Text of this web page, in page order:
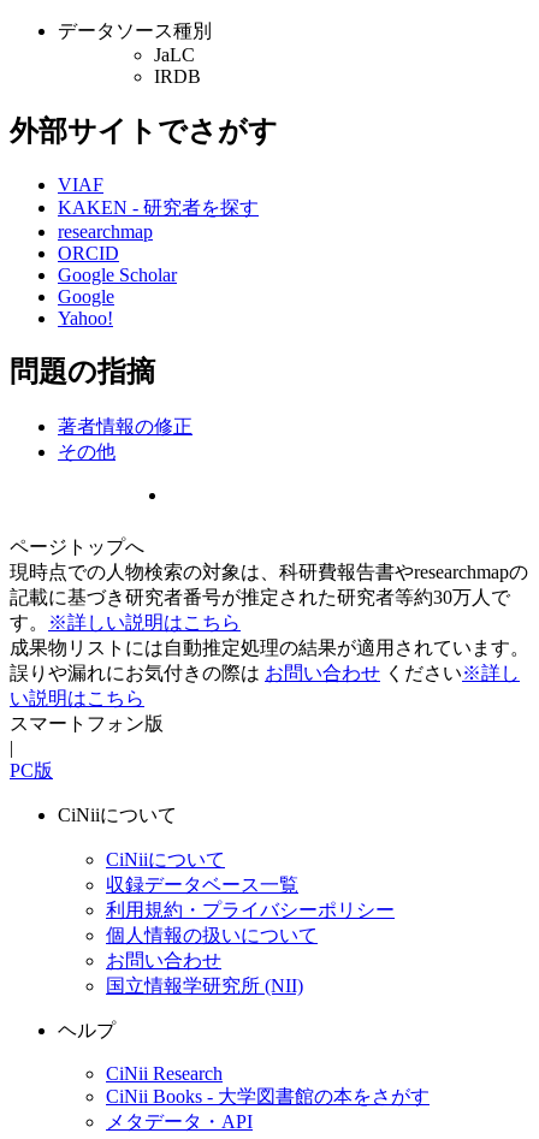
データソース種別
JaLC
IRDB
外部サイトでさがす
VIAF
KAKEN - 研究者を探す
researchmap
ORCID
Google Scholar
Google
Yahoo!
問題の指摘
著者情報の修正
その他
ページトップへ
現時点での人物検索の対象は、科研費報告書やresearchmapの
記載に基づき研究者番号が推定された研究者等約30万人で
す。
※詳しい説明はこちら
成果物リストには自動推定処理の結果が適用されています。
誤りや漏れにお気付きの際は お問い合わせ ください※詳し
い説明はこちら
スマートフォン版
|
PC版
CiNiiについて
CiNiiについて
収録データベース一覧
利用規約・プライバシーポリシー
個人情報の扱いについて
お問い合わせ
国立情報学研究所 (NII)
ヘルプ
CiNii Research
CiNii Books - 大学図書館の本をさがす
メタデータ・API